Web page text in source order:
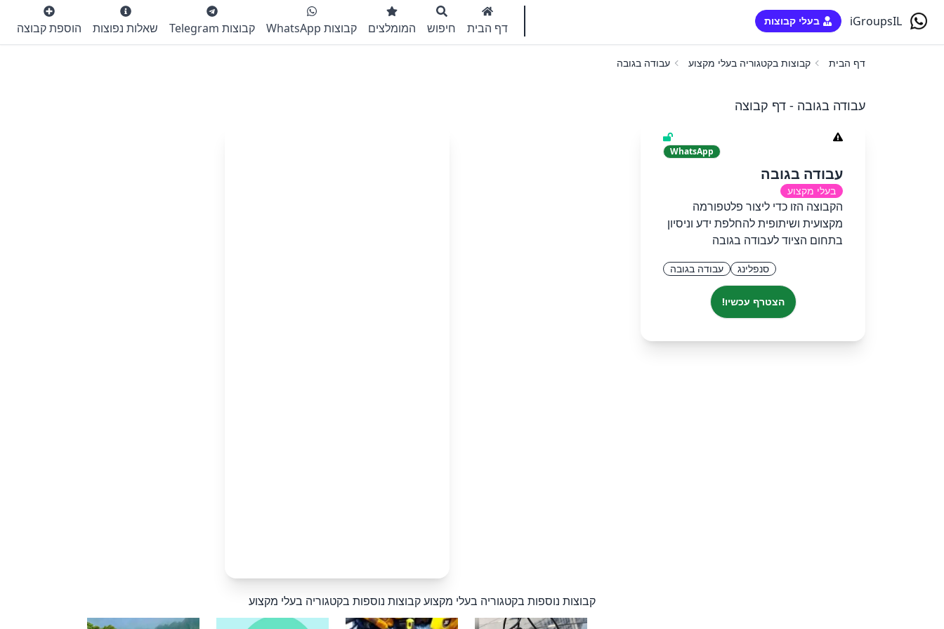
iGroupsIL בעלי קבוצות דף הבית חיפוש המומלצים קבוצות WhatsApp קבוצות Telegram שאלות נפוצות הוספת קבוצה
דף הבית קבוצות בקטגוריה בעלי מקצוע עבודה בגובה
עבודה בגובה - דף קבוצה
WhatsApp
עבודה בגובה
בעלי מקצוע
הקבוצה הזו כדי ליצור פלטפורמה
מקצועית ושיתופית להחלפת ידע וניסיון
בתחום הציוד לעבודה בגובה
סנפלינג עבודה בגובה
הצטרף עכשיו!
קבוצות נוספות בקטגוריה בעלי מקצועקבוצות נוספות בקטגוריה בעלי מקצוע